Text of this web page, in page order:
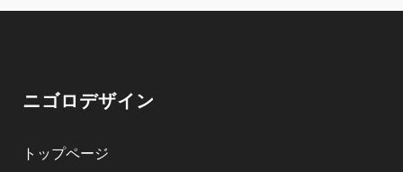
ニゴロデザイン
トップページ